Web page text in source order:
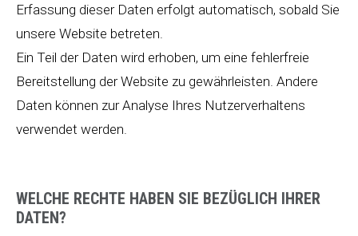
Erfassung dieser Daten erfolgt automatisch, sobald Sie
unsere Website betreten.
Ein Teil der Daten wird erhoben, um eine fehlerfreie
Bereitstellung der Website zu gewährleisten. Andere
Daten können zur Analyse Ihres Nutzerverhaltens
verwendet werden.
WELCHE RECHTE HABEN SIE BEZÜGLICH IHRER
DATEN?